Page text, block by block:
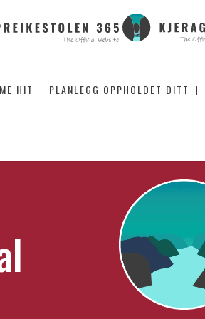
HIT PLANLEGG OPPHOLDET DITT